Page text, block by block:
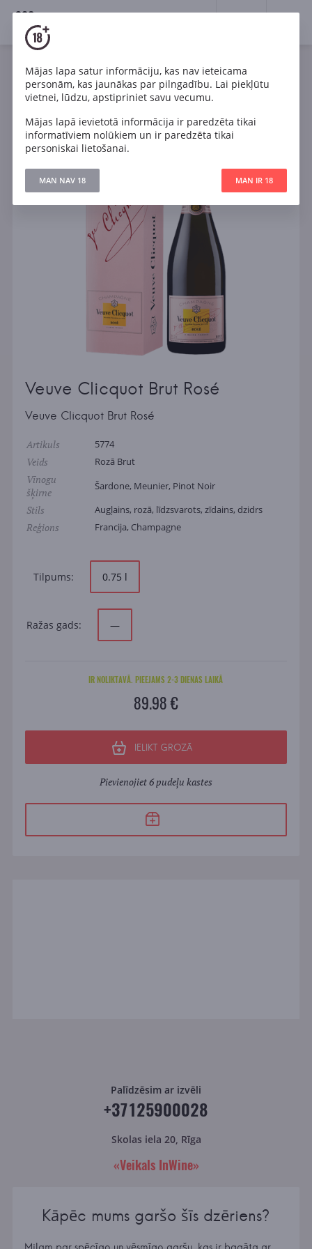
18+
Dzirkstošais Rozā Brut
Francija
Veuve Clicquot Brut Rosé
Veuve Clicquot Brut Rosé
Veuve Clicquot Brut Rosé
Artikuls 5774
Veids Rozā Brut
Vīnogu
šķirne
Šardone, Meunier, Pinot Noir
Stils Augļains, rozā, līdzsvarots, zīdains, dzidrs
Reģions Francija, Champagne
Tilpums: 0.75 l
Ražas gads: —
IR NOLIKTAVĀ. PIEEJAMS 2-3 DIENAS LAIKĀ
89.98 €
IELIKT GROZĀ
Pievienojiet 6 pudeļu kastes
Palīdzēsim ar izvēli
+37125900028
Skolas iela 20, Rīga
«Veikals InWine»
Kāpēc mums garšo šīs dzēriens?
Mājas lapa satur informāciju, kas nav ieteicama
personām, kas jaunākas par pilngadību. Lai piekļūtu
vietnei, lūdzu, apstipriniet savu vecumu.
Mājas lapā ievietotā informācija ir paredzēta tikai
informatīviem nolūkiem un ir paredzēta tikai
personiskai lietošanai.
MAN NAV 18 MAN IR 18